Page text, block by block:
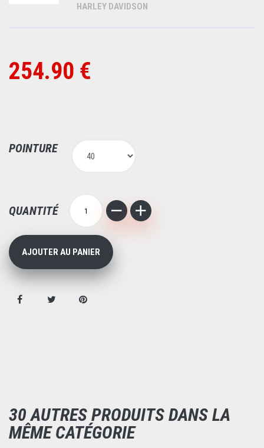
HARLEY DAVIDSON
254.90 €
POINTURE
QUANTITÉ
AJOUTER AU PANIER
30 AUTRES PRODUITS DANS LA
MÊME CATÉGORIE